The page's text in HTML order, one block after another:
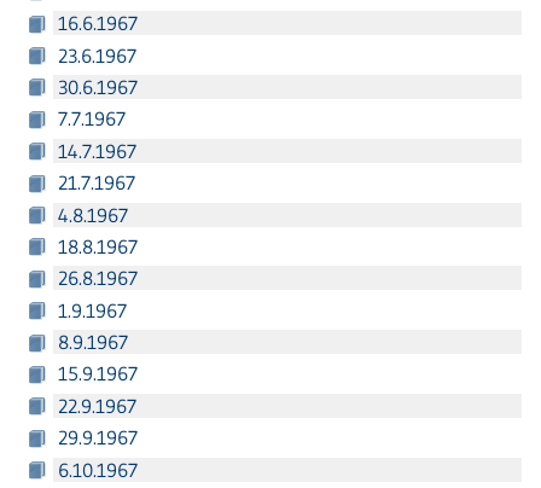
16.6.1967
23.6.1967
30.6.1967
7.7.1967
14.7.1967
21.7.1967
4.8.1967
18.8.1967
26.8.1967
1.9.1967
8.9.1967
15.9.1967
22.9.1967
29.9.1967
6.10.1967